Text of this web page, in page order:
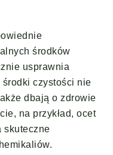
środków
usprawnia
czystości nie
dbają o zdrowie
na przykład, ocet
skuteczne